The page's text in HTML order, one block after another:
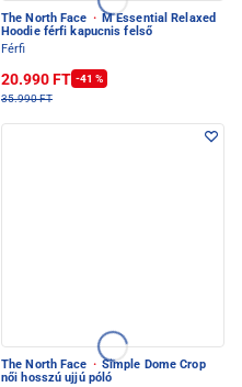
The North Face · M Essential Relaxed
Hoodie férfi kapucnis felső
Férfi
20.990 FT -41 %
35.990 FT
The North Face · Simple Dome Crop
női hosszú ujjú póló